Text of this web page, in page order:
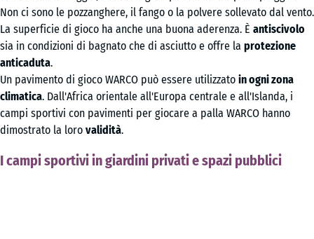
Non ci sono le pozzanghere, il fango o la polvere sollevato dal vento.
La superficie di gioco ha anche una buona aderenza. È antiscivolo
sia in condizioni di bagnato che di asciutto e offre la protezione
anticaduta.
Un pavimento di gioco WARCO può essere utilizzato in ogni zona
climatica. Dall'Africa orientale all'Europa centrale e all'Islanda, i
campi sportivi con pavimenti per giocare a palla WARCO hanno
dimostrato la loro validità.
I campi sportivi in giardini privati e spazi pubblici